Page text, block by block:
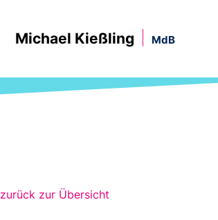
Michael Kießling MdB
zurück zur Übersicht